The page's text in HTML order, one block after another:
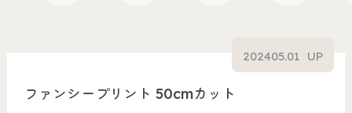
ファンシープリント 50cmカット
202405.01 UP